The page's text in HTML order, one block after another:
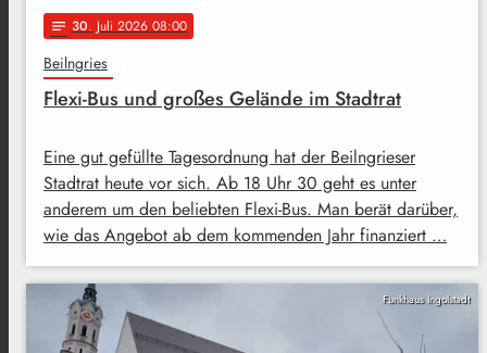
notes 30. Juli 2026 08:00
Beilngries
Flexi-Bus und großes Gelände im Stadtrat
Eine gut gefüllte Tagesordnung hat der Beilngrieser
Stadtrat heute vor sich. Ab 18 Uhr 30 geht es unter
anderem um den beliebten Flexi-Bus. Man berät darüber,
wie das Angebot ab dem kommenden Jahr finanziert …
Funkhaus Ingolstadt